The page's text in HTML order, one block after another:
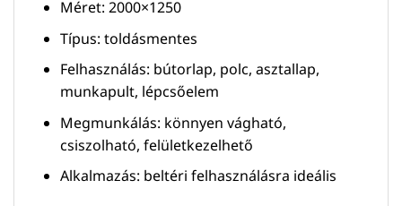
Méret: 2000×1250
Típus: toldásmentes
Felhasználás: bútorlap, polc, asztallap,
munkapult, lépcsőelem
Megmunkálás: könnyen vágható,
csiszolható, felületkezelhető
Alkalmazás: beltéri felhasználásra ideális